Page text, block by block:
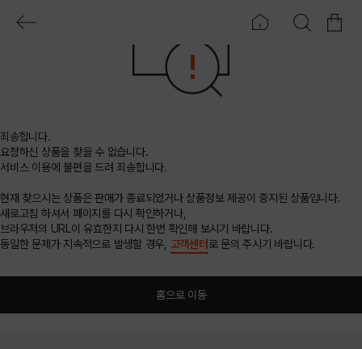
죄송합니다.
요청하신 상품을 찾을 수 없습니다.
서비스 이용에 불편을 드려 죄송합니다.
현재 찾으시는 상품은 판매가 종료되었거나 상품정보 제공이 중지된 상품입니다.
새로고침 하셔서 페이지를 다시 확인하거나,
브라우저의 URL이 유효한지 다시 한번 확인해 보시기 바랍니다.
동일한 문제가 지속적으로 발생할 경우, 고객센터 로 문의 주시기 바랍니다.
홈으로 이동